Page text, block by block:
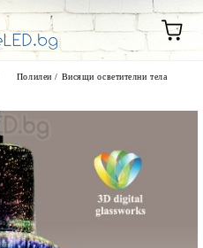
Полилеи / Висящи осветителни тела